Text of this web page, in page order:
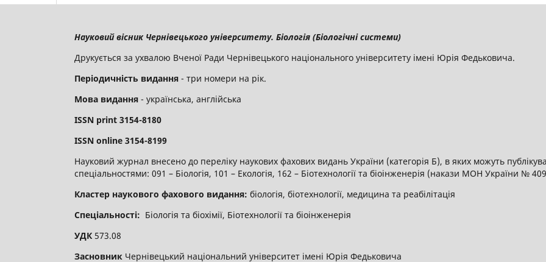
Науковий вісник Чернівецького університету. Біологія (Біологічні системи)
Друкується за ухвалою Вченої Ради Чернівецького національного університету імені Юрія Федьковича.
Періодичність видання - три номери на рік.
Мова видання - українська, англійська
ISSN print 3154-8180
ISSN online 3154-8199
Науковий журнал внесено до переліку наукових фахових видань України (категорія Б), в яких можуть
спеціальностями: 091 – Біологія, 101 – Екологія, 162 – Біотехнології та біоінженерія (накази МОН України №
Кластер наукового фахового видання: біологія, біотехнології, медицина та реабілітація
Спеціальності: Біологія та біохімії, Біотехнології та біоінженерія
УДК 573.08
Засновник Чернівецький національний університет імені Юрія Федьковича